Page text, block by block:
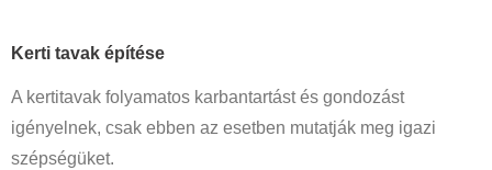
Kerti tavak építése
A kertitavak folyamatos karbantartást és gondozást
igényelnek, csak ebben az esetben mutatják meg igazi
szépségüket.